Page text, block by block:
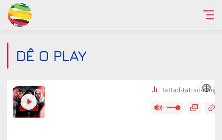
DÊ O PLAY